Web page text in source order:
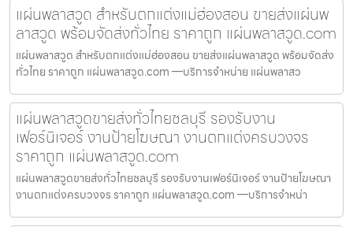
แผ่นพลาสวูด สำหรับตกแต่งแม่ฮ่องสอน ขายส่งแผ่นพ
ลาสวูด พร้อมจัดส่งทั่วไทย ราคาถูก แผ่นพลาสวูด.com
แผ่นพลาสวูด สำหรับตกแต่งแม่ฮ่องสอน ขายส่งแผ่นพลาสวูด พร้อมจัดส่ง
ทั่วไทย ราคาถูก แผ่นพลาสวูด.com —บริการจำหน่าย แผ่นพลาสว
แผ่นพลาสวูดขายส่งทั่วไทยชลบุรี รองรับงาน
เฟอร์นิเจอร์ งานป้ายโฆษณา งานตกแต่งครบวงจร
ราคาถูก แผ่นพลาสวูด.com
แผ่นพลาสวูดขายส่งทั่วไทยชลบุรี รองรับงานเฟอร์นิเจอร์ งานป้ายโฆษณา
งานตกแต่งครบวงจร ราคาถูก แผ่นพลาสวูด.com —บริการจำหน่า